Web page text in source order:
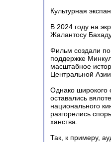
Культурная
В 2024 году на
Жалантосу
Фильм создали
поддержке
масштабное
Центральной
Однако широкого
оставались
национального
разгорелись
ханства.
Так, к примеру,